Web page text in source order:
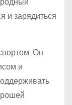
и зарядиться
Он
и